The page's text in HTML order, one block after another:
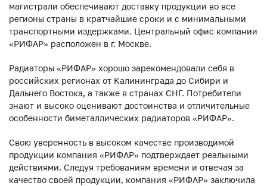
магистрали обеспечивают доставку продукции во все
регионы страны в кратчайшие сроки и с минимальными
транспортными издержками. Центральный офис компании
«РИФАР» расположен в г. Москве.
Радиаторы «РИФАР» хорошо зарекомендовали себя в
российских регионах от Калининграда до Сибири и
Дальнего Востока, а также в странах СНГ. Потребители
знают и высоко оценивают достоинства и отличительные
особенности биметаллических радиаторов «РИФАР».
Свою уверенность в высоком качестве производимой
продукции компания «РИФАР» подтверждает реальными
действиями. Следуя требованиям времени и отвечая за
качество своей продукции, компания «РИФАР» заключила